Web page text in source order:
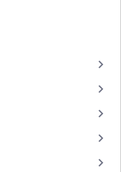
keyboard_arrow_right
keyboard_arrow_right
keyboard_arrow_right
keyboard_arrow_right
keyboard_arrow_right